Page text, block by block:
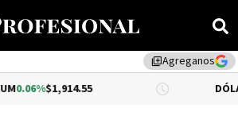
library_addAgreganos
DÓLAR BNA